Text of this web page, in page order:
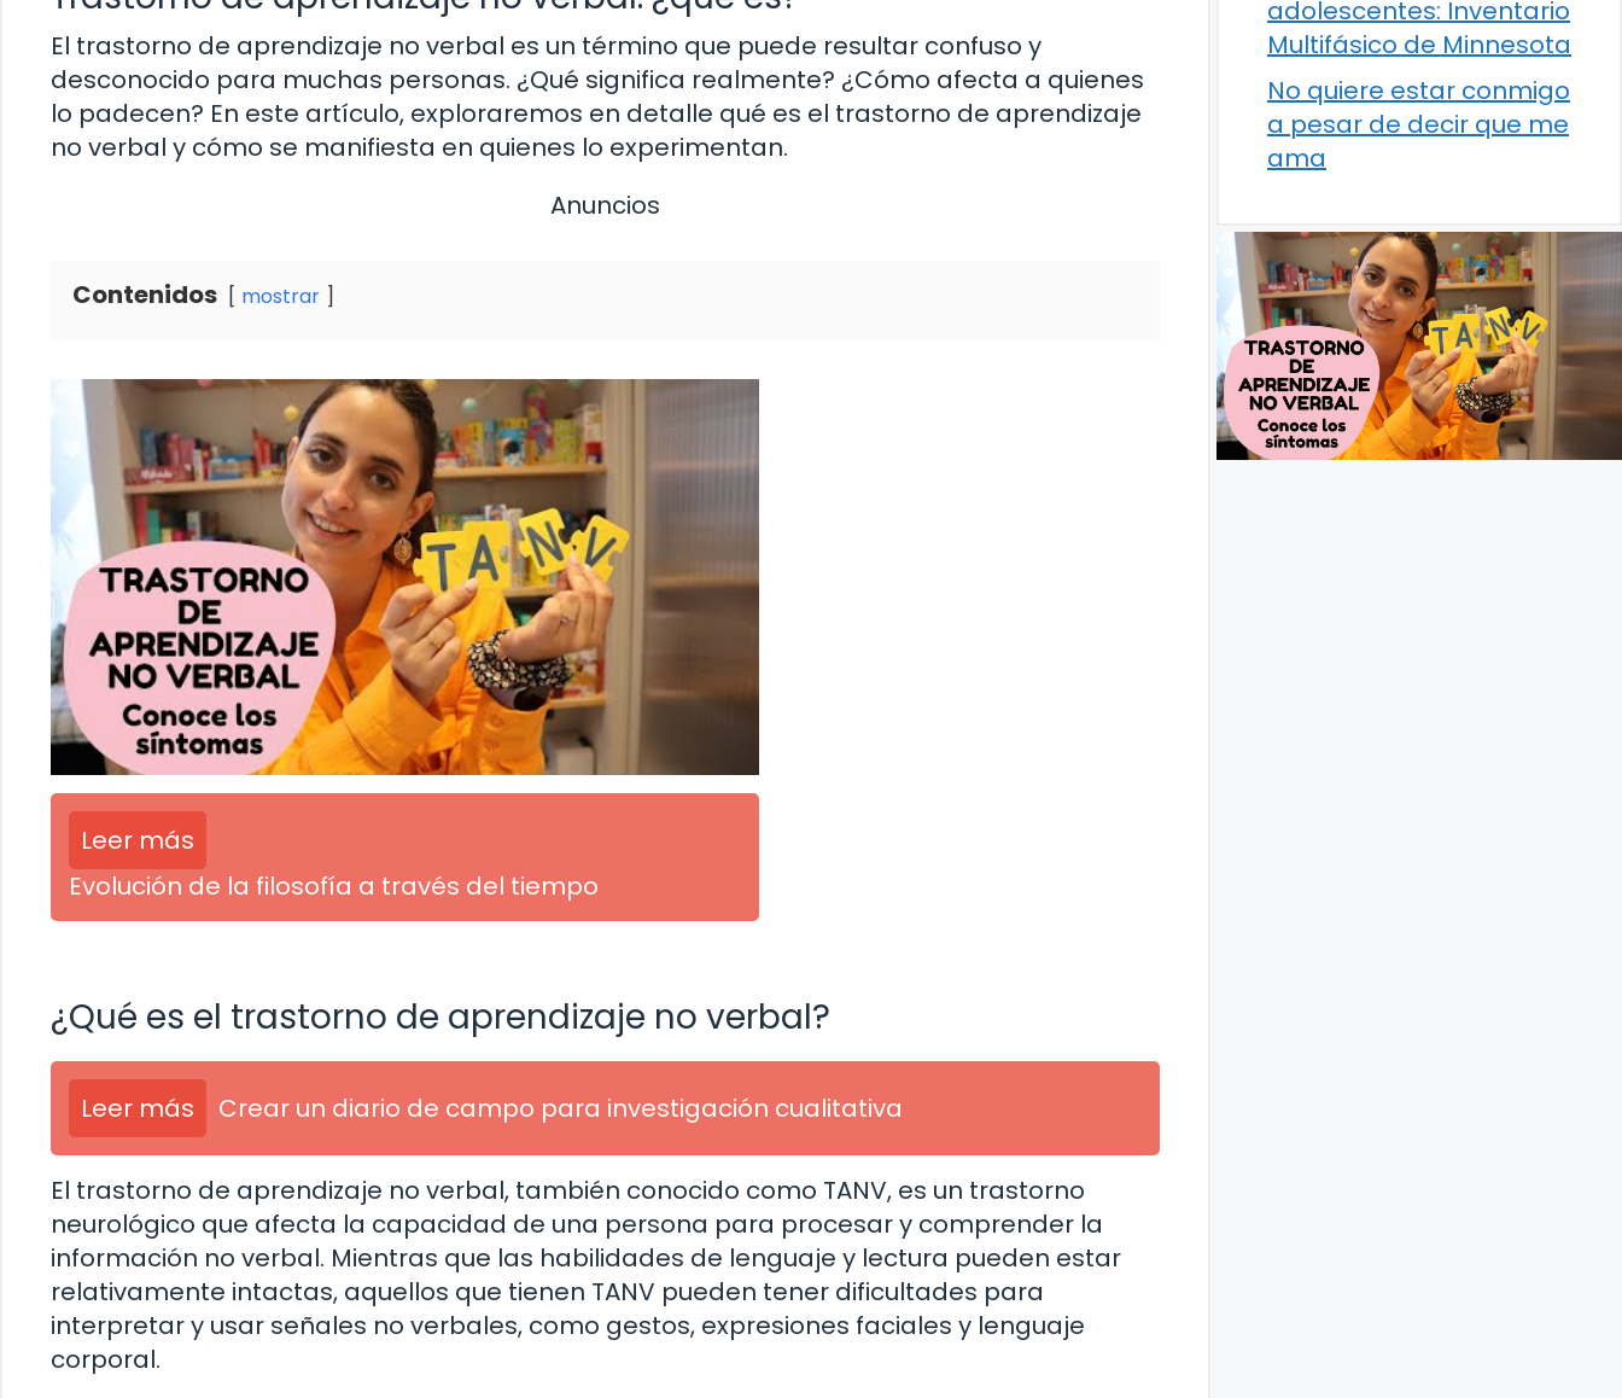
El trastorno de aprendizaje no verbal es un término que puede resultar confuso y
desconocido para muchas personas. ¿Qué significa realmente? ¿Cómo afecta a quienes
lo padecen? En este artículo, exploraremos en detalle qué es el trastorno de aprendizaje
no verbal y cómo se manifiesta en quienes lo experimentan.
Anuncios
Contenidos mostrar
Leer más
Evolución de la filosofía a través del tiempo
¿Qué es el trastorno de aprendizaje no verbal?
Leer más Crear un diario de campo para investigación cualitativa
El trastorno de aprendizaje no verbal, también conocido como TANV, es un trastorno
neurológico que afecta la capacidad de una persona para procesar y comprender la
información no verbal. Mientras que las habilidades de lenguaje y lectura pueden estar
relativamente intactas, aquellos que tienen TANV pueden tener dificultades para
interpretar y usar señales no verbales, como gestos, expresiones faciales y lenguaje
corporal.
adolescentes: Inventario
Multifásico de Minnesota
No quiere estar conmigo
a pesar de decir que me
ama